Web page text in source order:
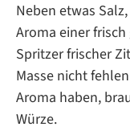
Neben etwas
Aroma einer
Spritzer frischer
Masse nicht
Aroma haben,
Würze.